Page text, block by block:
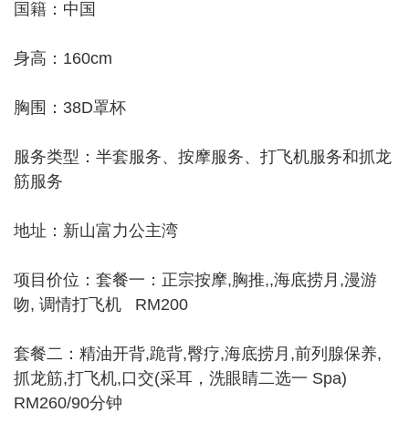
国籍：中国
身高：160cm
胸围：38D罩杯
服务类型：半套服务、按摩服务、打飞机服务和抓龙
筋服务
地址：新山富力公主湾
项目价位：套餐一：正宗按摩,胸推,,海底捞月,漫游
吻, 调情打飞机 RM200
套餐二：精油开背,跪背,臀疗,海底捞月,前列腺保养,
抓龙筋,打飞机,口交(采耳，洗眼睛二选一 Spa)
RM260/90分钟